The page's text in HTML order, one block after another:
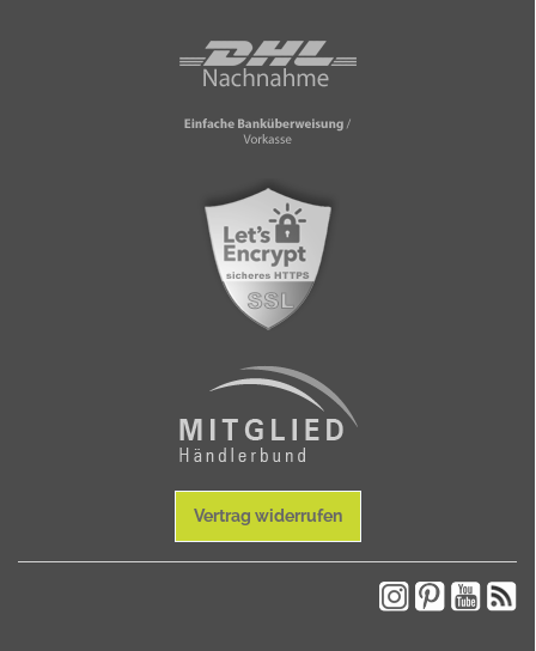
Vertrag widerrufen